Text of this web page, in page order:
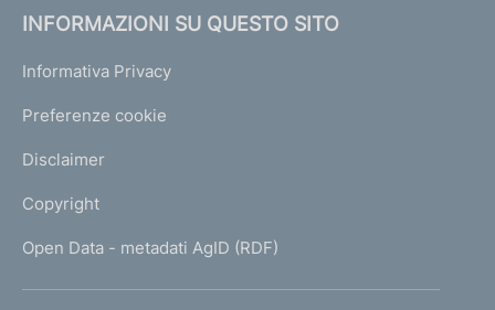
INFORMAZIONI SU QUESTO SITO
Informativa Privacy
Preferenze cookie
Disclaimer
Copyright
Open Data - metadati AgID (RDF)